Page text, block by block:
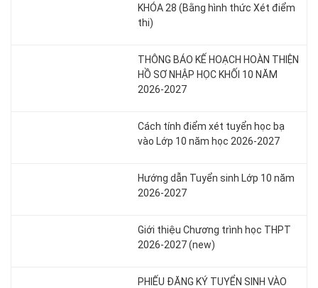
KHÓA 28 (Bằng hình thức Xét điểm
thi)
THÔNG BÁO KẾ HOẠCH HOÀN THIỆN
HỒ SƠ NHẬP HỌC KHỐI 10 NĂM
2026-2027
Cách tính điểm xét tuyển học bạ
vào Lớp 10 năm học 2026-2027
Hướng dẫn Tuyển sinh Lớp 10 năm
2026-2027
Giới thiệu Chương trình học THPT
2026-2027 (new)
PHIẾU ĐĂNG KÝ TUYỂN SINH VÀO